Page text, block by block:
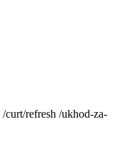
/curt/refresh /ukhod-za-